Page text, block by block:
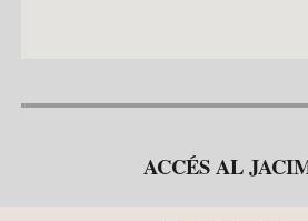
ACCÉS AL